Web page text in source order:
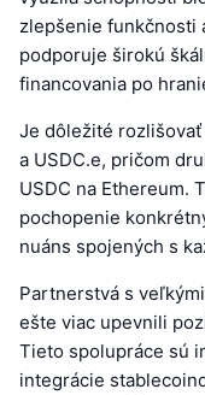
zlepšenie funkčnosti
podporuje širokú
financovania po
Je dôležité rozlišovať
a USDC.e, pričom
USDC na Ethereum.
pochopenie
nuáns spojených s
Partnerstvá s
ešte viac upevnili
Tieto spolupráce sú
integrácie